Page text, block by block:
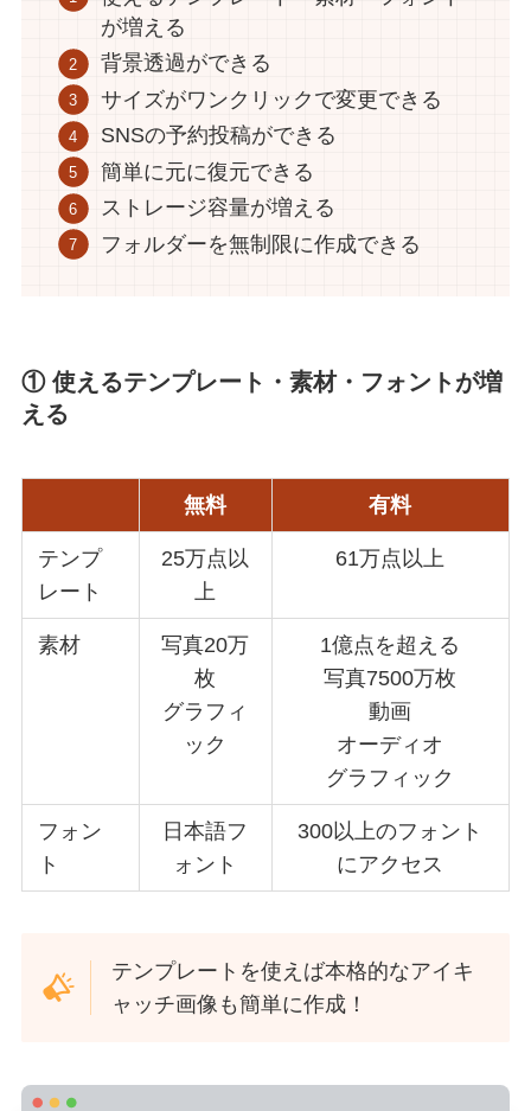
が増える
背景透過ができる
サイズがワンクリックで変更できる
SNSの予約投稿ができる
簡単に元に復元できる
ストレージ容量が増える
フォルダーを無制限に作成できる
① 使えるテンプレート・素材・フォントが増
える
無料 有料
テンプ
レート
25万点以
上
61万点以上
素材
写真20万
枚
グラフィ
ック
1億点を超える
写真7500万枚
動画
オーディオ
グラフィック
フォン
ト
日本語フ
ォント
300以上のフォント
にアクセス
テンプレートを使えば本格的なアイキ
ャッチ画像も簡単に作成！